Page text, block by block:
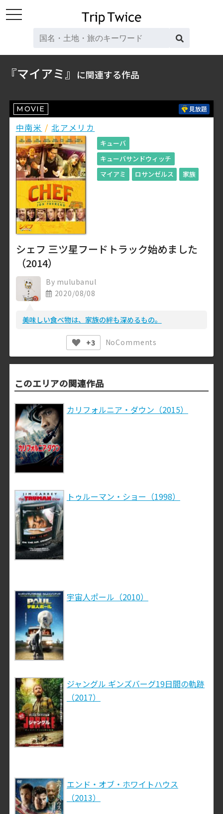
toggle
『マイアミ』 に関連する作品
MOVIE 見放題
中南米 /北アメリカ
キューバ
キューバサンドウィッチ
マイアミ
ロサンゼルス 家族
シェフ 三ツ星フードトラック始めました
（2014）
By mulubanul
2020/08/08
美味しい食べ物は、家族の絆も深めるもの。
+3 NoComments
このエリアの関連作品
カリフォルニア・ダウン（2015）
トゥルーマン・ショー（1998）
宇宙人ポール（2010）
ジャングル ギンズバーグ19日間の軌跡
（2017）
エンド・オブ・ホワイトハウス
（2013）